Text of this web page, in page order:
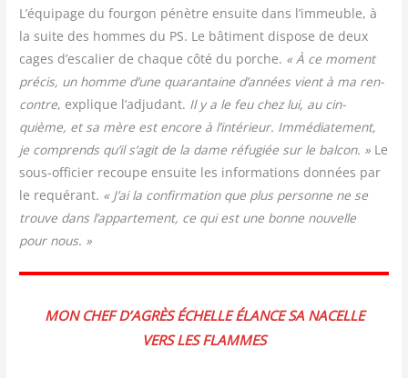
L’équipage du four­gon pénètre ensuite dans l’immeuble, à
la suite des hommes du PS. Le bâti­ment dis­pose de deux
cages d’escalier de chaque côté du porche. « À ce moment
pré­cis, un homme d’une qua­ran­taine d’années vient à ma ren­
contre, explique l’adjudant. Il y a le feu chez lui, au cin­
quième, et sa mère est encore à l’intérieur. Immé­dia­te­ment,
je com­prends qu’il s’agit de la dame réfu­giée sur le bal­con. » Le
sous-offi­cier recoupe ensuite les infor­ma­tions don­nées par
le requé­rant. « J’ai la confir­ma­tion que plus per­sonne ne se
trouve dans l’appartement, ce qui est une bonne nou­velle
pour nous. »
MON CHEF D’AGRÈS ÉCHELLE ÉLANCE SA NACELLE
VERS LES FLAMMES